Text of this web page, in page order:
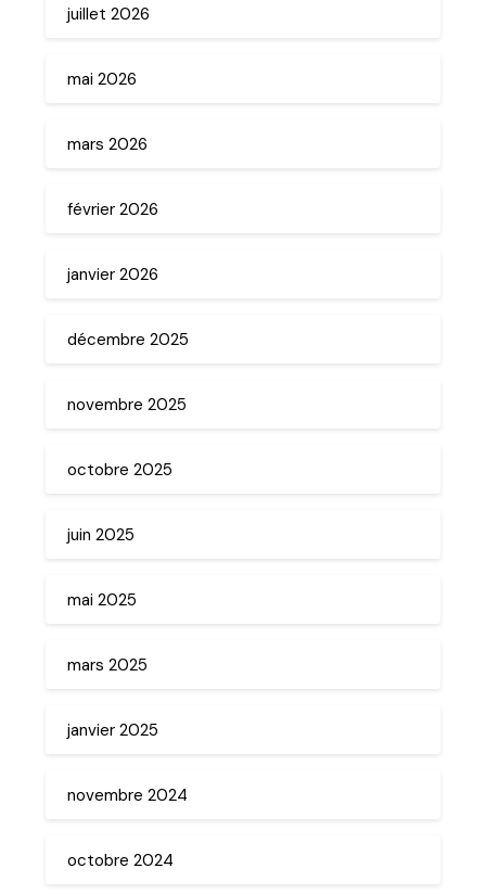
juillet 2026
mai 2026
mars 2026
février 2026
janvier 2026
décembre 2025
novembre 2025
octobre 2025
juin 2025
mai 2025
mars 2025
janvier 2025
novembre 2024
octobre 2024